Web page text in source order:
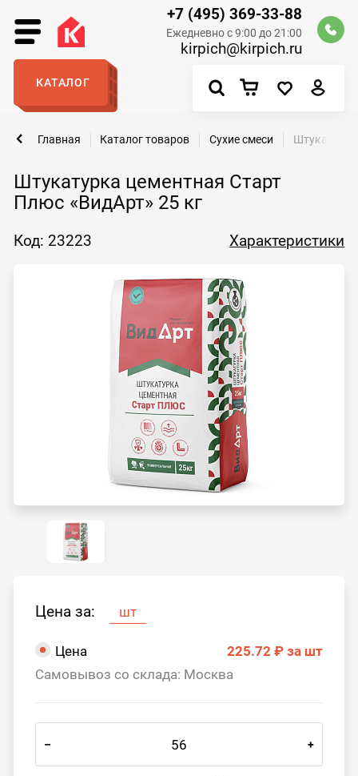
+7 (495) 369-33-88
Ежедневно с 9:00 до 21:00
kirpich@kirpich.ru
КАТАЛОГ
Штукатурка цементная Старт
Плюс «ВидАрт» 25 кг
Главная Каталог товаров Сухие смеси
Код: 23223 Характеристики
Цена за: шт
Цена 225.72 ₽ за шт
Самовывоз со склада: Москва
– +